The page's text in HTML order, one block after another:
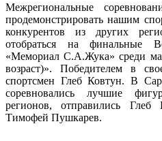
Межрегиональные
продемонстрировать нашим
конкурентов из других
отобраться на финальные
«Мемориал С.А.Жука» среди
возраст)». Победителем в
спортсмен Глеб Ковтун. В
соревновались лучшие
регионов, отправились
Тимофей Пушкарев.